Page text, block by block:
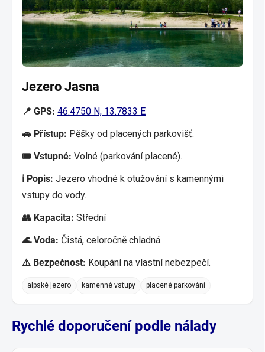
Jezero Jasna
📍 GPS: 46.4750 N, 13.7833 E
🚗 Přístup: Pěšky od placených parkovišť.
🎟️ Vstupné: Volné (parkování placené).
ℹ️ Popis: Jezero vhodné k otužování s kamennými
vstupy do vody.
👥 Kapacita: Střední
🌊 Voda: Čistá, celoročně chladná.
⚠️ Bezpečnost: Koupání na vlastní nebezpečí.
alpské jezero kamenné vstupy placené parkování
Rychlé doporučení podle nálady